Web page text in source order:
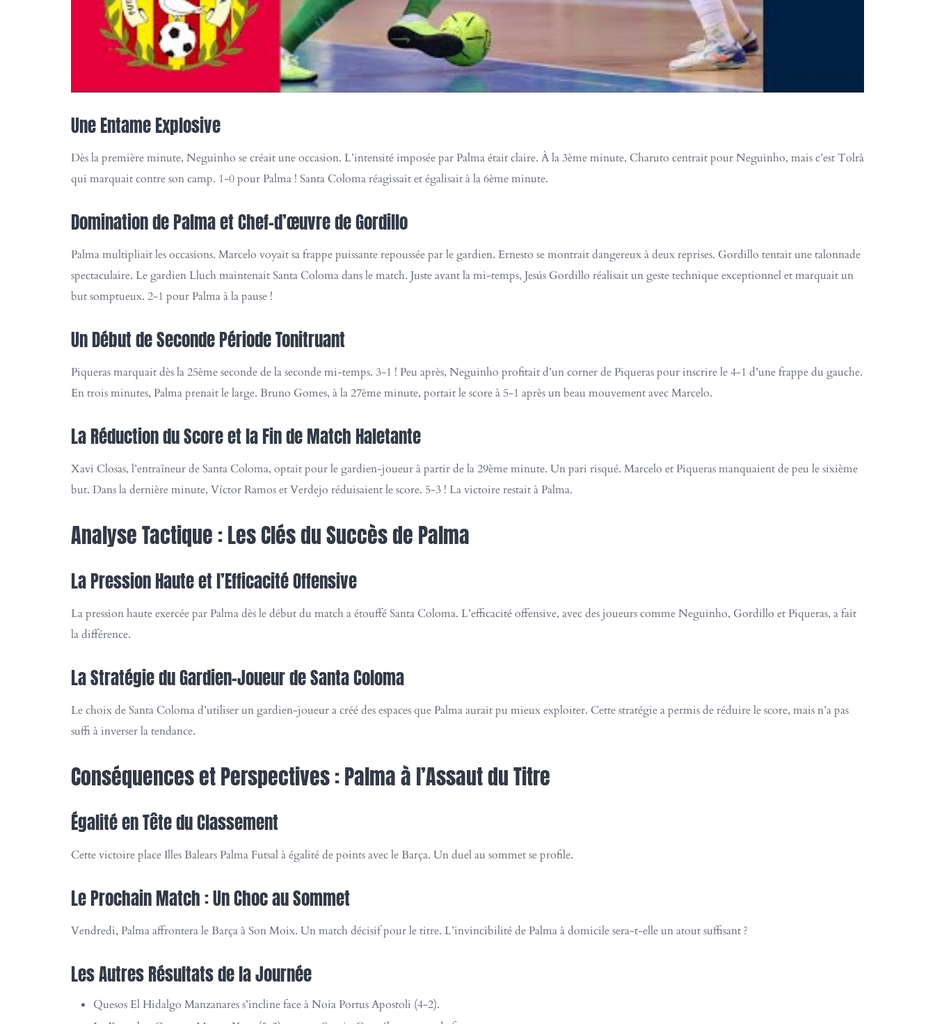
Une Entame Explosive
Dès la première minute, Neguinho se créait une occasion. L’intensité imposée par Palma était claire. À la 3ème minute, Charuto centrait pour Neguinho, mais c’est Tolrà
qui marquait contre son camp. 1-0 pour Palma ! Santa Coloma réagissait et égalisait à la 6ème minute.
Domination de Palma et Chef-d’œuvre de Gordillo
Palma multipliait les occasions. Marcelo voyait sa frappe puissante repoussée par le gardien. Ernesto se montrait dangereux à deux reprises. Gordillo tentait une talonnade
spectaculaire. Le gardien Lluch maintenait Santa Coloma dans le match. Juste avant la mi-temps, Jesús Gordillo réalisait un geste technique exceptionnel et marquait un
but somptueux. 2-1 pour Palma à la pause !
Un Début de Seconde Période Tonitruant
Piqueras marquait dès la 25ème seconde de la seconde mi-temps. 3-1 ! Peu après, Neguinho profitait d’un corner de Piqueras pour inscrire le 4-1 d’une frappe du gauche.
En trois minutes, Palma prenait le large. Bruno Gomes, à la 27ème minute, portait le score à 5-1 après un beau mouvement avec Marcelo.
La Réduction du Score et la Fin de Match Haletante
Xavi Closas, l’entraîneur de Santa Coloma, optait pour le gardien-joueur à partir de la 29ème minute. Un pari risqué. Marcelo et Piqueras manquaient de peu le sixième
but. Dans la dernière minute, Víctor Ramos et Verdejo réduisaient le score. 5-3 ! La victoire restait à Palma.
Analyse Tactique : Les Clés du Succès de Palma
La Pression Haute et l’Efficacité Offensive
La pression haute exercée par Palma dès le début du match a étouffé Santa Coloma. L’efficacité offensive, avec des joueurs comme Neguinho, Gordillo et Piqueras, a fait
la différence.
La Stratégie du Gardien-Joueur de Santa Coloma
Le choix de Santa Coloma d’utiliser un gardien-joueur a créé des espaces que Palma aurait pu mieux exploiter. Cette stratégie a permis de réduire le score, mais n’a pas
suffi à inverser la tendance.
Conséquences et Perspectives : Palma à l’Assaut du Titre
Égalité en Tête du Classement
Cette victoire place Illes Balears Palma Futsal à égalité de points avec le Barça. Un duel au sommet se profile.
Le Prochain Match : Un Choc au Sommet
Vendredi, Palma affrontera le Barça à Son Moix. Un match décisif pour le titre. L’invincibilité de Palma à domicile sera-t-elle un atout suffisant ?
Les Autres Résultats de la Journée
Quesos El Hidalgo Manzanares s’incline face à Noia Portus Apostoli (4-2).